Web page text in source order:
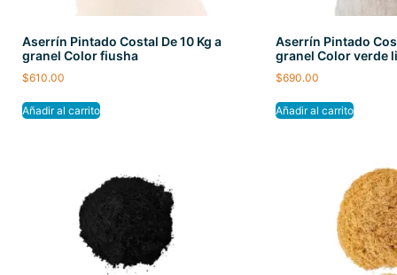
Aserrín Pintado Costal De 10 Kg a
granel Color fiusha
$610.00
Añadir al carrito
Aserrín Pintado
granel Color verde
$690.00
Añadir al carrito